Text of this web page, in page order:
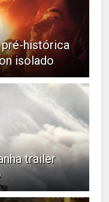
pré-histórica
isolado
trailer